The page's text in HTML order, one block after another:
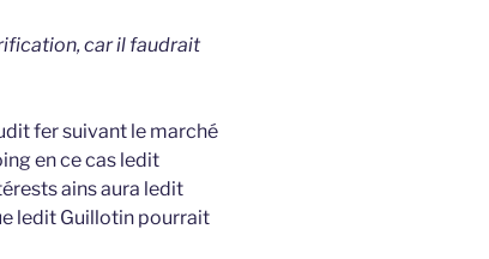
car il faudrait
fer suivant le marché
en ce cas ledit
ains aura ledit
ledit Guillotin pourrait